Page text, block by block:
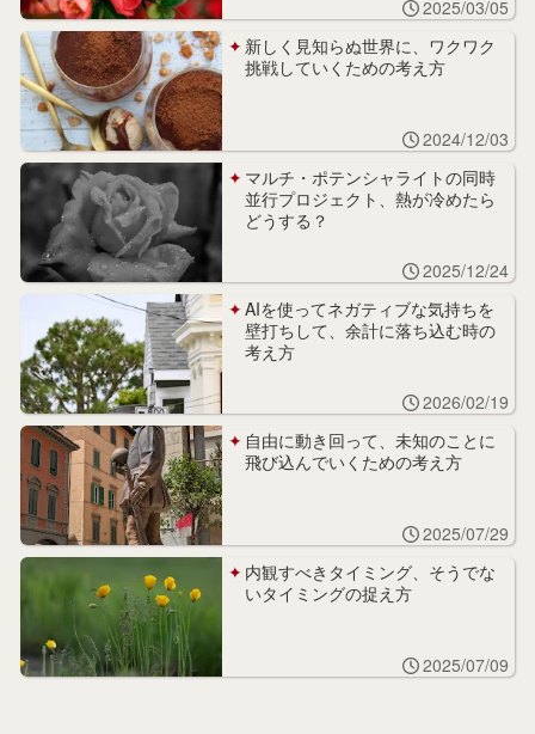
2025/03/05
新しく見知らぬ世界に、ワクワク
挑戦していくための考え方
2024/12/03
マルチ・ポテンシャライトの同時
並行プロジェクト、熱が冷めたら
どうする？
2025/12/24
AIを使ってネガティブな気持ちを
壁打ちして、余計に落ち込む時の
考え方
2026/02/19
自由に動き回って、未知のことに
飛び込んでいくための考え方
2025/07/29
内観すべきタイミング、そうでな
いタイミングの捉え方
2025/07/09